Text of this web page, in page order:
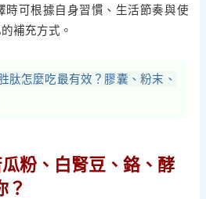
時可根據自身習慣、生活節奏與使
補充方式。
肽怎麼吃最有效？膠囊、粉末、
粉、白腎豆、鉻、酵
？